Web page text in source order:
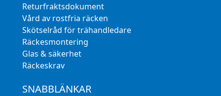
Returfraktsdokument
Vård av rostfria räcken
Skötselråd för trähandledare
Räckesmontering
Glas & säkerhet
Räckeskrav
SNABBLÄNKAR